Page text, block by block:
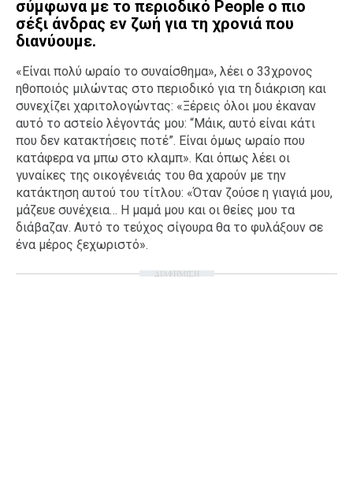
LIFE
Food
Body+Mind
Ταξίδια
Style
Σπίτι
Family
Σχέσεις
σύμφωνα με το περιοδικό People ο πιο
σέξι άνδρας εν ζωή για τη χρονιά που
διανύουμε.
«Είναι πολύ ωραίο το συναίσθημα», λέει ο 33χρονος
ηθοποιός μιλώντας στο περιοδικό για τη διάκριση και
συνεχίζει χαριτολογώντας: «Ξέρεις όλοι μου έκαναν
αυτό το αστείο λέγοντάς μου: “Μάικ, αυτό είναι κάτι
που δεν κατακτήσεις ποτέ”. Είναι όμως ωραίο που
κατάφερα να μπω στο κλαμπ». Και όπως λέει οι
γυναίκες της οικογένειάς του θα χαρούν με την
κατάκτηση αυτού του τίτλου: «Όταν ζούσε η γιαγιά μου,
μάζευε συνέχεια… Η μαμά μου και οι θείες μου τα
διάβαζαν. Αυτό το τεύχος σίγουρα θα το φυλάξουν σε
ένα μέρος ξεχωριστό».
ΔΙΑΦΗΜΙΣΗ